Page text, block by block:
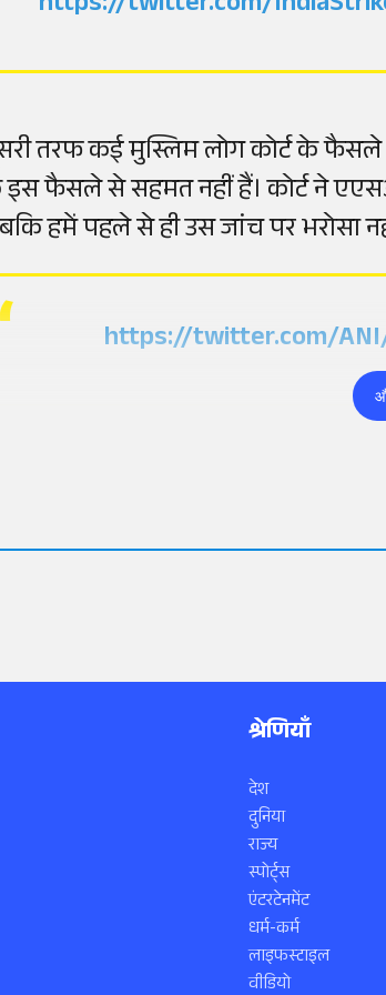
तरफ कई मुस्लिम लोग कोर्ट के फैसले
फैसले से सहमत नहीं हैं। कोर्ट ने
हमें पहले से ही उस जांच पर भरोसा
https://twitter.com/
श्रेणियाँ
देश
दुनिया
राज्य
स्पोर्ट्स
एंटरटेनमेंट
धर्म-कर्म
लाइफस्टाइल
वीडियो